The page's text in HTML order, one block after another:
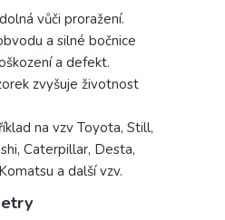
vůči proražení.
a silné bočnice
a defekt.
zvyšuje životnost
na vzv Toyota, Still,
Caterpillar, Desta,
a další vzv.